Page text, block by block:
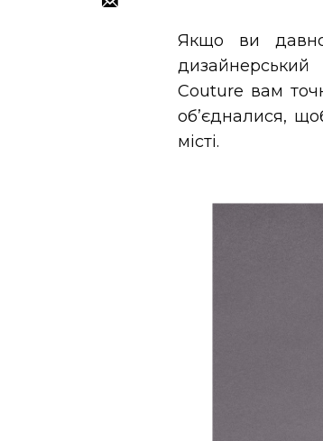
Якщо ви
Couture вам
об’єдналися,
місті.